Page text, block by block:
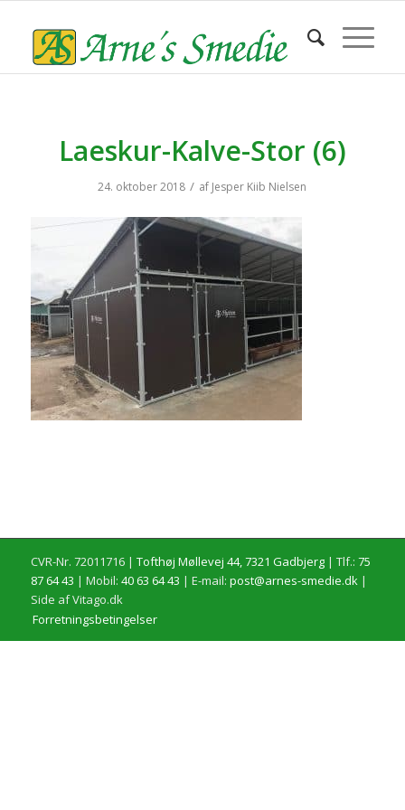
Laeskur-Kalve-Stor (6)
24. oktober 2018 / af Jesper Kiib Nielsen
CVR-Nr. 72011716 | Tofthøj Møllevej 44, 7321 Gadbjerg| Tlf.: 75
87 64 43 | Mobil: 40 63 64 43 | E-mail: post@arnes-smedie.dk|
Side af Vitago.dk
Forretningsbetingelser